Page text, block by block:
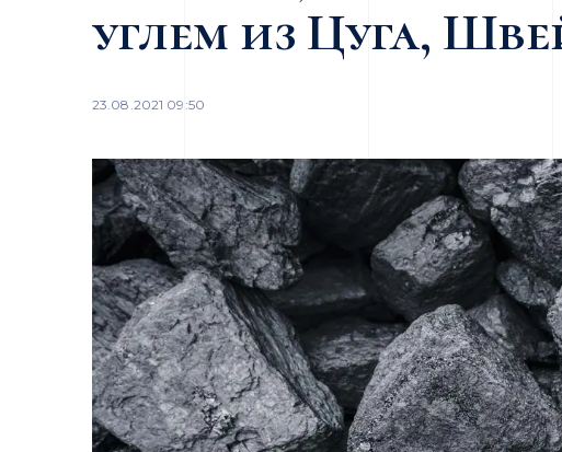
углем из Цуга,
23.08.2021 09:50